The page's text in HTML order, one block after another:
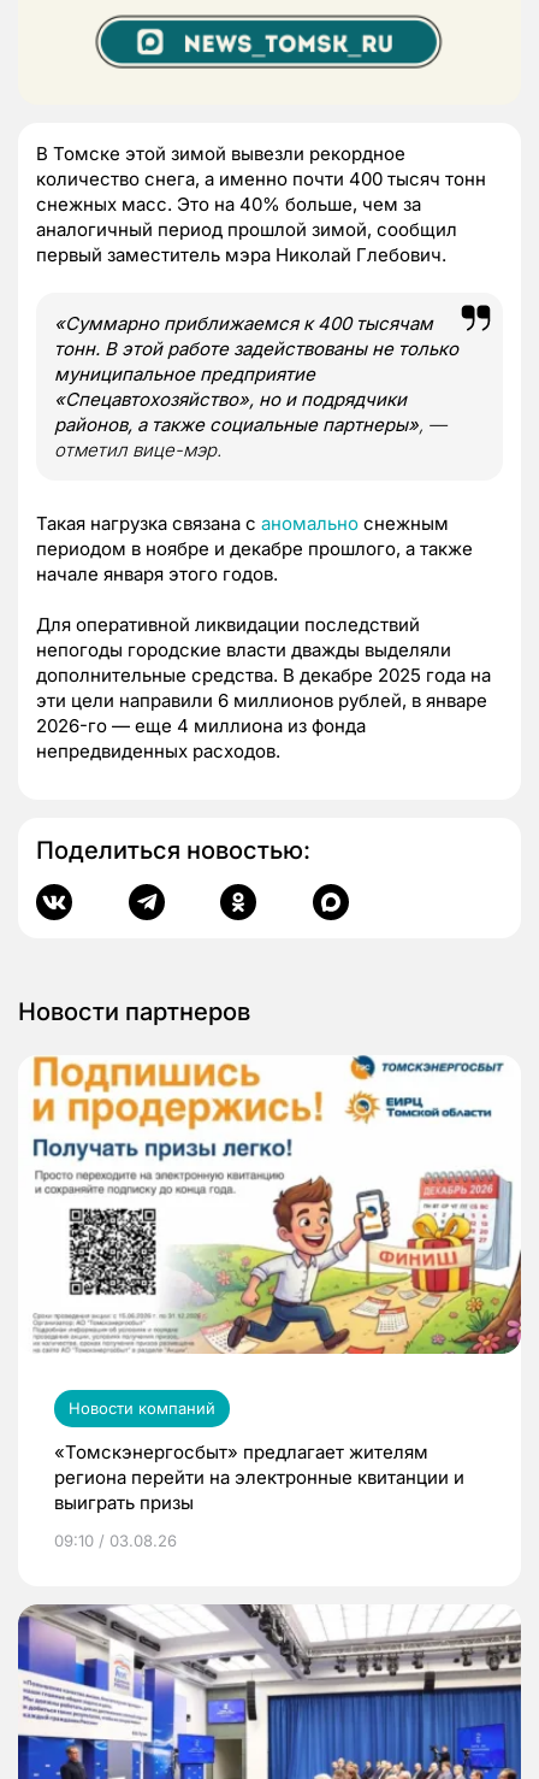
В Томске этой зимой вывезли рекордное
количество снега, а именно почти 400 тысяч тонн
снежных масс. Это на 40% больше, чем за
аналогичный период прошлой зимой, сообщил
первый заместитель мэра Николай Глебович.
«Суммарно приближаемся к 400 тысячам
тонн. В этой работе задействованы не только
муниципальное предприятие
«Спецавтохозяйство», но и подрядчики
районов, а также социальные партнеры», —
отметил вице-мэр.
Такая нагрузка связана с аномально снежным
периодом в ноябре и декабре прошлого, а также
начале января этого годов.
Для оперативной ликвидации последствий
непогоды городские власти дважды выделяли
дополнительные средства. В декабре 2025 года на
эти цели направили 6 миллионов рублей, в январе
2026-го — еще 4 миллиона из фонда
непредвиденных расходов.
Поделиться новостью:
Новости партнеров
Новости компаний
«Томскэнергосбыт» предлагает жителям
региона перейти на электронные квитанции и
выиграть призы
09:10 / 03.08.26